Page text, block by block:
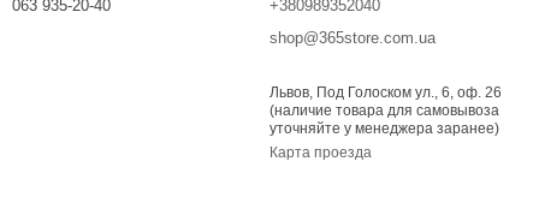
063 935-20-40
+380989352040
shop@365store.com.ua
Львов, Под Голоском ул., 6, оф. 26
(наличие товара для самовывоза
уточняйте у менеджера заранее)
Карта проезда